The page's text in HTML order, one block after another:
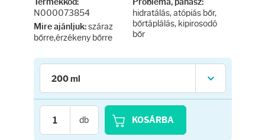
Termékkód:
N000073854
Mire ajánljuk:száraz
bőrre,érzékeny bőrre
Probléma, panasz:
hidratálás, atópiás bőr,
bőrtáplálás, kipirosodó
bőr
db KOSÁRBA
Testápolás
Tisztálkodók